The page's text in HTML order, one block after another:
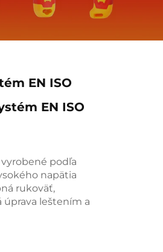
EN ISO
EN ISO
podľa
napätia
rukoväť,
leštením a